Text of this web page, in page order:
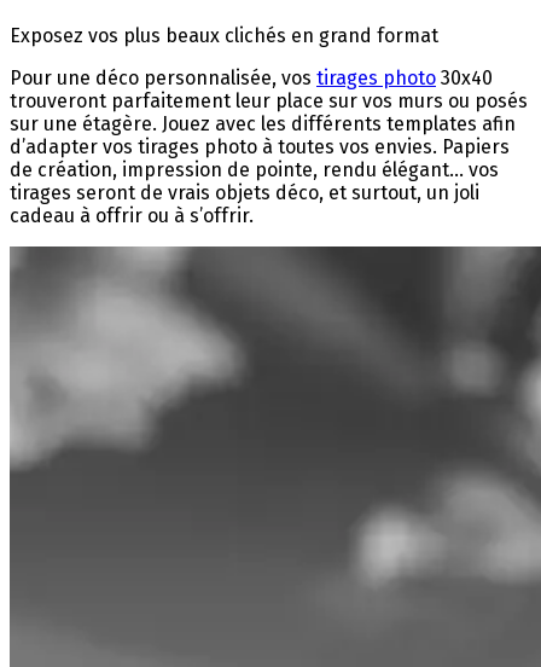
Exposez vos plus beaux clichés en grand format
Pour une déco personnalisée, vos tirages photo 30x40
trouveront parfaitement leur place sur vos murs ou posés
sur une étagère. Jouez avec les différents templates afin
d’adapter vos tirages photo à toutes vos envies. Papiers
de création, impression de pointe, rendu élégant... vos
tirages seront de vrais objets déco, et surtout, un joli
cadeau à offrir ou à s’offrir.